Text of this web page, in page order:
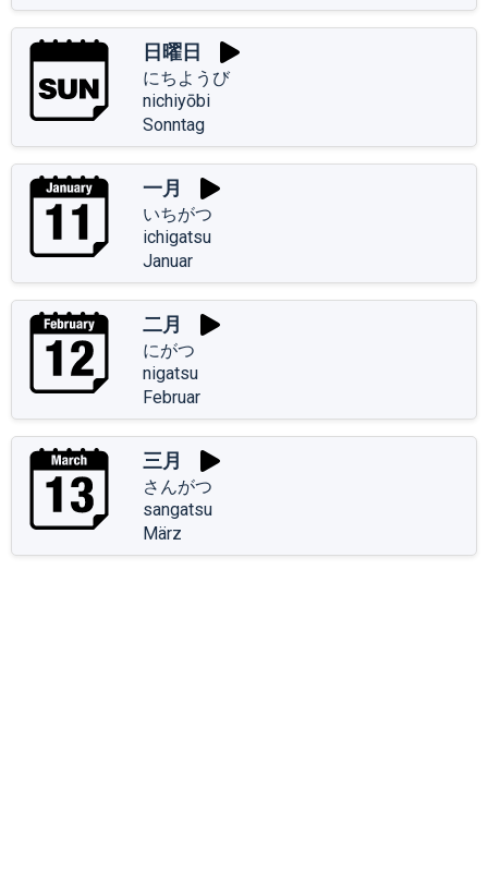
日曜日
にちようび
nichiyōbi
Sonntag
一月
いちがつ
ichigatsu
Januar
二月
にがつ
nigatsu
Februar
三月
さんがつ
sangatsu
März